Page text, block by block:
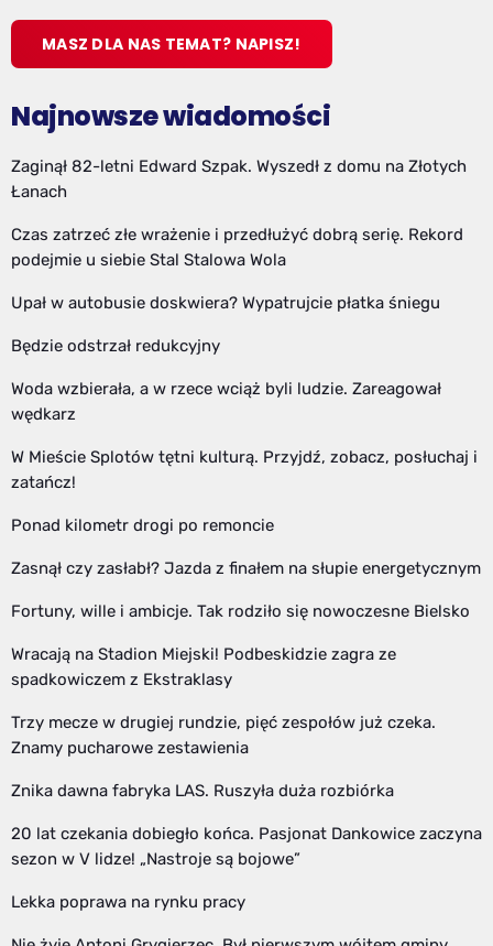
MASZ DLA NAS TEMAT? NAPISZ!
Najnowsze wiadomości
Zaginął 82-letni Edward Szpak. Wyszedł z domu na Złotych
Łanach
Czas zatrzeć złe wrażenie i przedłużyć dobrą serię. Rekord
podejmie u siebie Stal Stalowa Wola
Upał w autobusie doskwiera? Wypatrujcie płatka śniegu
Będzie odstrzał redukcyjny
Woda wzbierała, a w rzece wciąż byli ludzie. Zareagował
wędkarz
W Mieście Splotów tętni kulturą. Przyjdź, zobacz, posłuchaj i
zatańcz!
Ponad kilometr drogi po remoncie
Zasnął czy zasłabł? Jazda z finałem na słupie energetycznym
Fortuny, wille i ambicje. Tak rodziło się nowoczesne Bielsko
Wracają na Stadion Miejski! Podbeskidzie zagra ze
spadkowiczem z Ekstraklasy
Trzy mecze w drugiej rundzie, pięć zespołów już czeka.
Znamy pucharowe zestawienia
Znika dawna fabryka LAS. Ruszyła duża rozbiórka
20 lat czekania dobiegło końca. Pasjonat Dankowice zaczyna
sezon w V lidze! „Nastroje są bojowe”
Lekka poprawa na rynku pracy